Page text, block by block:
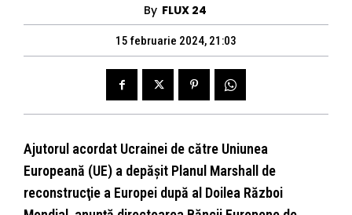
By FLUX 24
15 februarie 2024, 21:03
Ajutorul acordat Ucrainei de către Uniunea
Europeană (UE) a depăşit Planul Marshall de
reconstrucţie a Europei după al Doilea Război